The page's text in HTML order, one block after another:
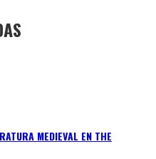
MEDIEVAL EN THE